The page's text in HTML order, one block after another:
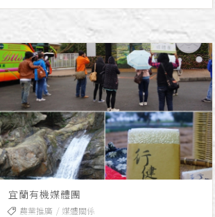
宜蘭有機媒體團
農業推廣 媒體關係